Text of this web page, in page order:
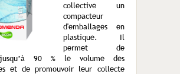
collective un
compacteur
d'emballages en
plastique. Il
permet de
90 % le volume des
et de promouvoir leur collecte